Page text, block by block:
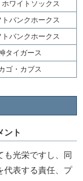
ホワイトソックス
バンクホークス
バンクホークス
タイガース
ゴ・カブス
ント
も光栄ですし、同
代表する責任、プ